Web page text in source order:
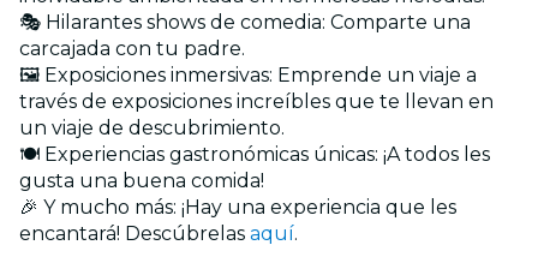
🎭 Hilarantes shows de comedia: Comparte una
carcajada con tu padre.
🖼️ Exposiciones inmersivas: Emprende un viaje a
través de exposiciones increíbles que te llevan en
un viaje de descubrimiento.
🍽️ Experiencias gastronómicas únicas: ¡A todos les
gusta una buena comida!
🎉 Y mucho más: ¡Hay una experiencia que les
encantará! Descúbrelas aquí.